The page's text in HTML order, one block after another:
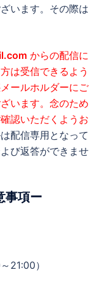
います。その際は
からの配信に
は受信できるよう
ールホルダーにご
います。念のため
認いただくようお
配信専用となって
び返答ができませ
事項ー
21:00）